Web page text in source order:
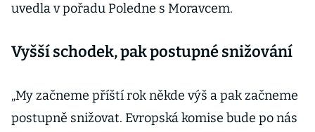
uvedla v pořadu Poledne s Moravcem.
Vyšší schodek, pak postupné snižování
„My začneme příští rok někde výš a pak začneme
postupně snižovat. Evropská komise bude po nás